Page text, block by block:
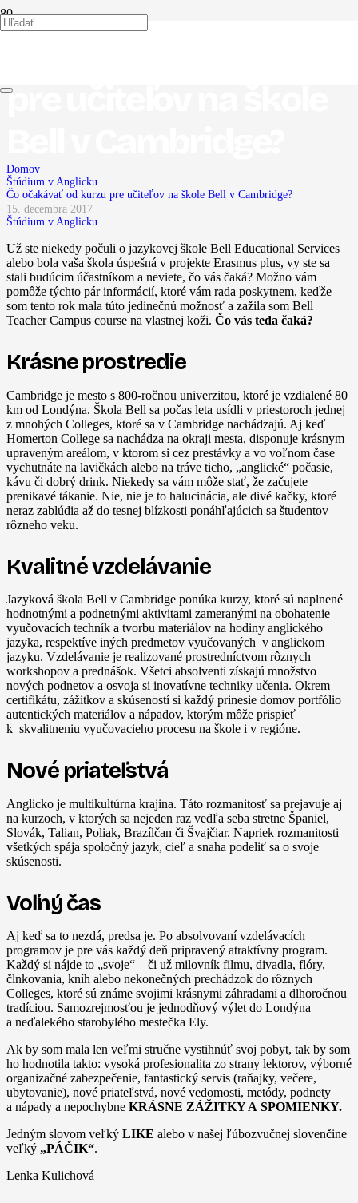
pre učiteľov na škole
Domov
Štúdium v Anglicku
Čo očakávať od kurzu pre učiteľov na škole Bell v Cambridge?
15. decembra 2017
Štúdium v Anglicku
Už ste niekedy počuli o jazykovej škole Bell Educational Services
alebo bola vaša škola úspešná v projekte Erasmus plus, vy ste sa
stali budúcim účastníkom a neviete, čo vás čaká? Možno vám
pomôže týchto pár informácií, ktoré vám rada poskytnem, keďže
som tento rok mala túto jedinečnú možnosť a zažila som Bell
Teacher Campus course na vlastnej koži. Čo vás teda čaká?
Krásne prostredie
Cambridge je mesto s 800-ročnou univerzitou, ktoré je vzdialené 80
km od Londýna. Škola Bell sa počas leta usídli v priestoroch jednej
z mnohých Colleges, ktoré sa v Cambridge nachádzajú. Aj keď
Homerton College sa nachádza na okraji mesta, disponuje krásnym
upraveným areálom, v ktorom si cez prestávky a vo voľnom čase
vychutnáte na lavičkách alebo na tráve ticho, „anglické“ počasie,
kávu či dobrý drink. Niekedy sa vám môže stať, že začujete
prenikavé tákanie. Nie, nie je to halucinácia, ale divé kačky, ktoré
neraz zablúdia až do tesnej blízkosti ponáhľajúcich sa študentov
rôzneho veku.
Kvalitné vzdelávanie
Jazyková škola Bell v Cambridge ponúka kurzy, ktoré sú naplnené
hodnotnými a podnetnými aktivitami zameranými na obohatenie
vyučovacích techník a tvorbu materiálov na hodiny anglického
jazyka, respektíve iných predmetov vyučovaných v anglickom
jazyku. Vzdelávanie je realizované prostredníctvom rôznych
workshopov a prednášok. Všetci absolventi získajú množstvo
nových podnetov a osvoja si inovatívne techniky učenia. Okrem
certifikátu, zážitkov a skúseností si každý prinesie domov portfólio
autentických materiálov a nápadov, ktorým môže prispieť
k skvalitneniu vyučovacieho procesu na škole i v regióne.
Nové priateľstvá
Anglicko je multikultúrna krajina. Táto rozmanitosť sa prejavuje aj
na kurzoch, v ktorých sa nejeden raz vedľa seba stretne Španiel,
Slovák, Talian, Poliak, Brazílčan či Švajčiar. Napriek rozmanitosti
všetkých spája spoločný jazyk, cieľ a snaha podeliť sa o svoje
skúsenosti.
Voľný čas
Aj keď sa to nezdá, predsa je. Po absolvovaní vzdelávacích
programov je pre vás každý deň pripravený atraktívny program.
Každý si nájde to „svoje“ – či už milovník filmu, divadla, flóry,
člnkovania, kníh alebo nekonečných prechádzok do rôznych
Colleges, ktoré sú známe svojimi krásnymi záhradami a dlhoročnou
tradíciou. Samozrejmosťou je jednodňový výlet do Londýna
a neďalekého starobylého mestečka Ely.
Ak by som mala len veľmi stručne vystihnúť svoj pobyt, tak by som
ho hodnotila takto: vysoká profesionalita zo strany lektorov, výborné
organizačné zabezpečenie, fantastický servis (raňajky, večere,
ubytovanie), nové priateľstvá, nové vedomosti, metódy, podnety
a nápady a nepochybne KRÁSNE ZÁŽITKY A SPOMIENKY.
Jedným slovom veľký LIKE alebo v našej ľúbozvučnej slovenčine
veľký „PÁČIK“.
Lenka Kulichová